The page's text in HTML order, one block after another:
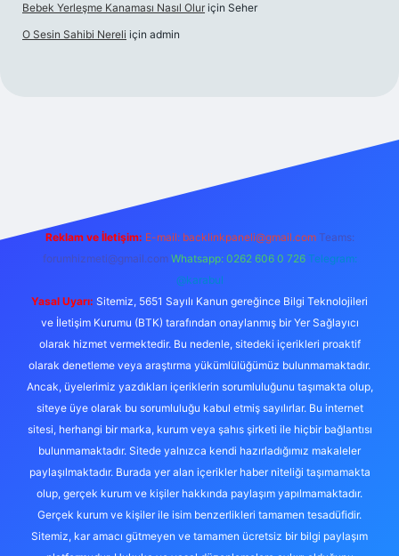
Bebek Yerleşme Kanaması Nasıl Olur için Seher
O Sesin Sahibi Nereli için admin
Reklam ve İletişim: E-mail: backlinkpaneli@gmail.com Teams:
forumhizmeti@gmail.com Whatsapp: 0262 606 0 726 Telegram:
@karabul
Yasal Uyarı: Sitemiz, 5651 Sayılı Kanun gereğince Bilgi Teknolojileri
ve İletişim Kurumu (BTK) tarafından onaylanmış bir Yer Sağlayıcı
olarak hizmet vermektedir. Bu nedenle, sitedeki içerikleri proaktif
olarak denetleme veya araştırma yükümlülüğümüz bulunmamaktadır.
Ancak, üyelerimiz yazdıkları içeriklerin sorumluluğunu taşımakta olup,
siteye üye olarak bu sorumluluğu kabul etmiş sayılırlar. Bu internet
sitesi, herhangi bir marka, kurum veya şahıs şirketi ile hiçbir bağlantısı
bulunmamaktadır. Sitede yalnızca kendi hazırladığımız makaleler
paylaşılmaktadır. Burada yer alan içerikler haber niteliği taşımamakta
olup, gerçek kurum ve kişiler hakkında paylaşım yapılmamaktadır.
Gerçek kurum ve kişiler ile isim benzerlikleri tamamen tesadüfidir.
Sitemiz, kar amacı gütmeyen ve tamamen ücretsiz bir bilgi paylaşım